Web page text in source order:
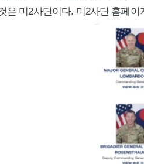
은 미2사단이다. 미2사단 홈페